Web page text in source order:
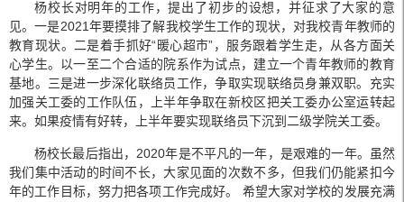
杨校长对明年的工作，提出了初步的设想，并征求了大家的意
见。一是2021年要摸排了解我校学生工作的现状，对我校青年教师的
教育现状。二是着手抓好“暖心超市”，服务跟着学生走，从各方面关
心学生。以一至二个合适的院系作为试点，建立一个青年教师的教育
基地。三是进一步深化联络员工作，争取实现联络员身兼双职。充实
加强关工委的工作队伍，上半年争取在新校区把关工委办公室运转起
来。如果疫情有好转，上半年要实现联络员下沉到二级学院关工委。
杨校长最后指出，2020年是不平凡的一年，是艰难的一年。虽然
我们集中活动的时间不长，大家见面的次数不多，但我们仍能紧扣今
年的工作目标，努力把各项工作完成好。 希望大家对学校的发展充满